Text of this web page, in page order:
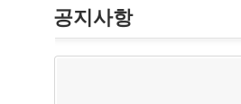
공지사항